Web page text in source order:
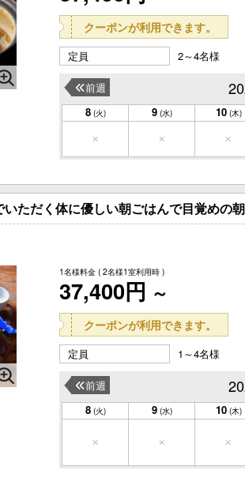
クーポンが利用できます。
定員 2～4名様
前週
8 (火) 9 (水) 10 (木)
いただく体に優しい朝ごはんで目覚め
1名様料金 ( 2名様1室利用時 )
37,400円 ～
クーポンが利用できます。
定員 1～4名様
前週
8 (火) 9 (水) 10 (木)